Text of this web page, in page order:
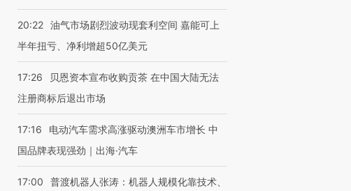
20:22 油气市场剧烈波动现套利空间 嘉能可上
半年扭亏、净利增超50亿美元
17:26
贝恩资本宣布收购贡茶 在中国大陆无法
注册商标后退出市场
17:16
电动汽车需求高涨驱动澳洲车市增长 中
国品牌表现强劲｜出海·汽车
17:00
普渡机器人张涛：机器人规模化靠技术、